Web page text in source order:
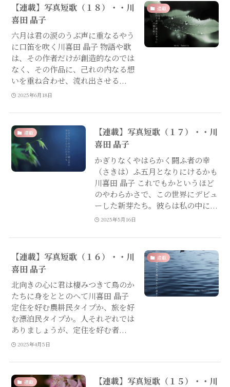
連載
【連載】写真短歌（１８）・・川
喜田 晶子
六月は君の涙のうぶ声に重なるやう
に口笛を吹く川喜田 晶子 物語や歌
は、その作者だけが創造的なのでは
なく、その作品に、己れの内なる想
いを重ね合わせ、流れ出させる...
2025年6月18日
連載
【連載】写真短歌（１７）・・川
喜田 晶子
かぎりなくやはらかく闘ふ者の幸
（さきは）ふ五月となりにけるかも
川喜田 晶子 これでもかというほど
のやわらかさで、この世界にデビュ
ーした新芽たち。彼らは私の中に...
2025年5月16日
連載
【連載】写真短歌（１６）・・川
喜田 晶子
北向きの心に君は棲みつきて鳥のか
たちに身をととのへて川喜田 晶子
定住を好む農耕民タイプか、旅を好
む漂泊民タイプか。人それぞれでは
ありましょうが、定住を好む者...
2025年4月5日
連載 【連載】写真短歌（１５）・・川